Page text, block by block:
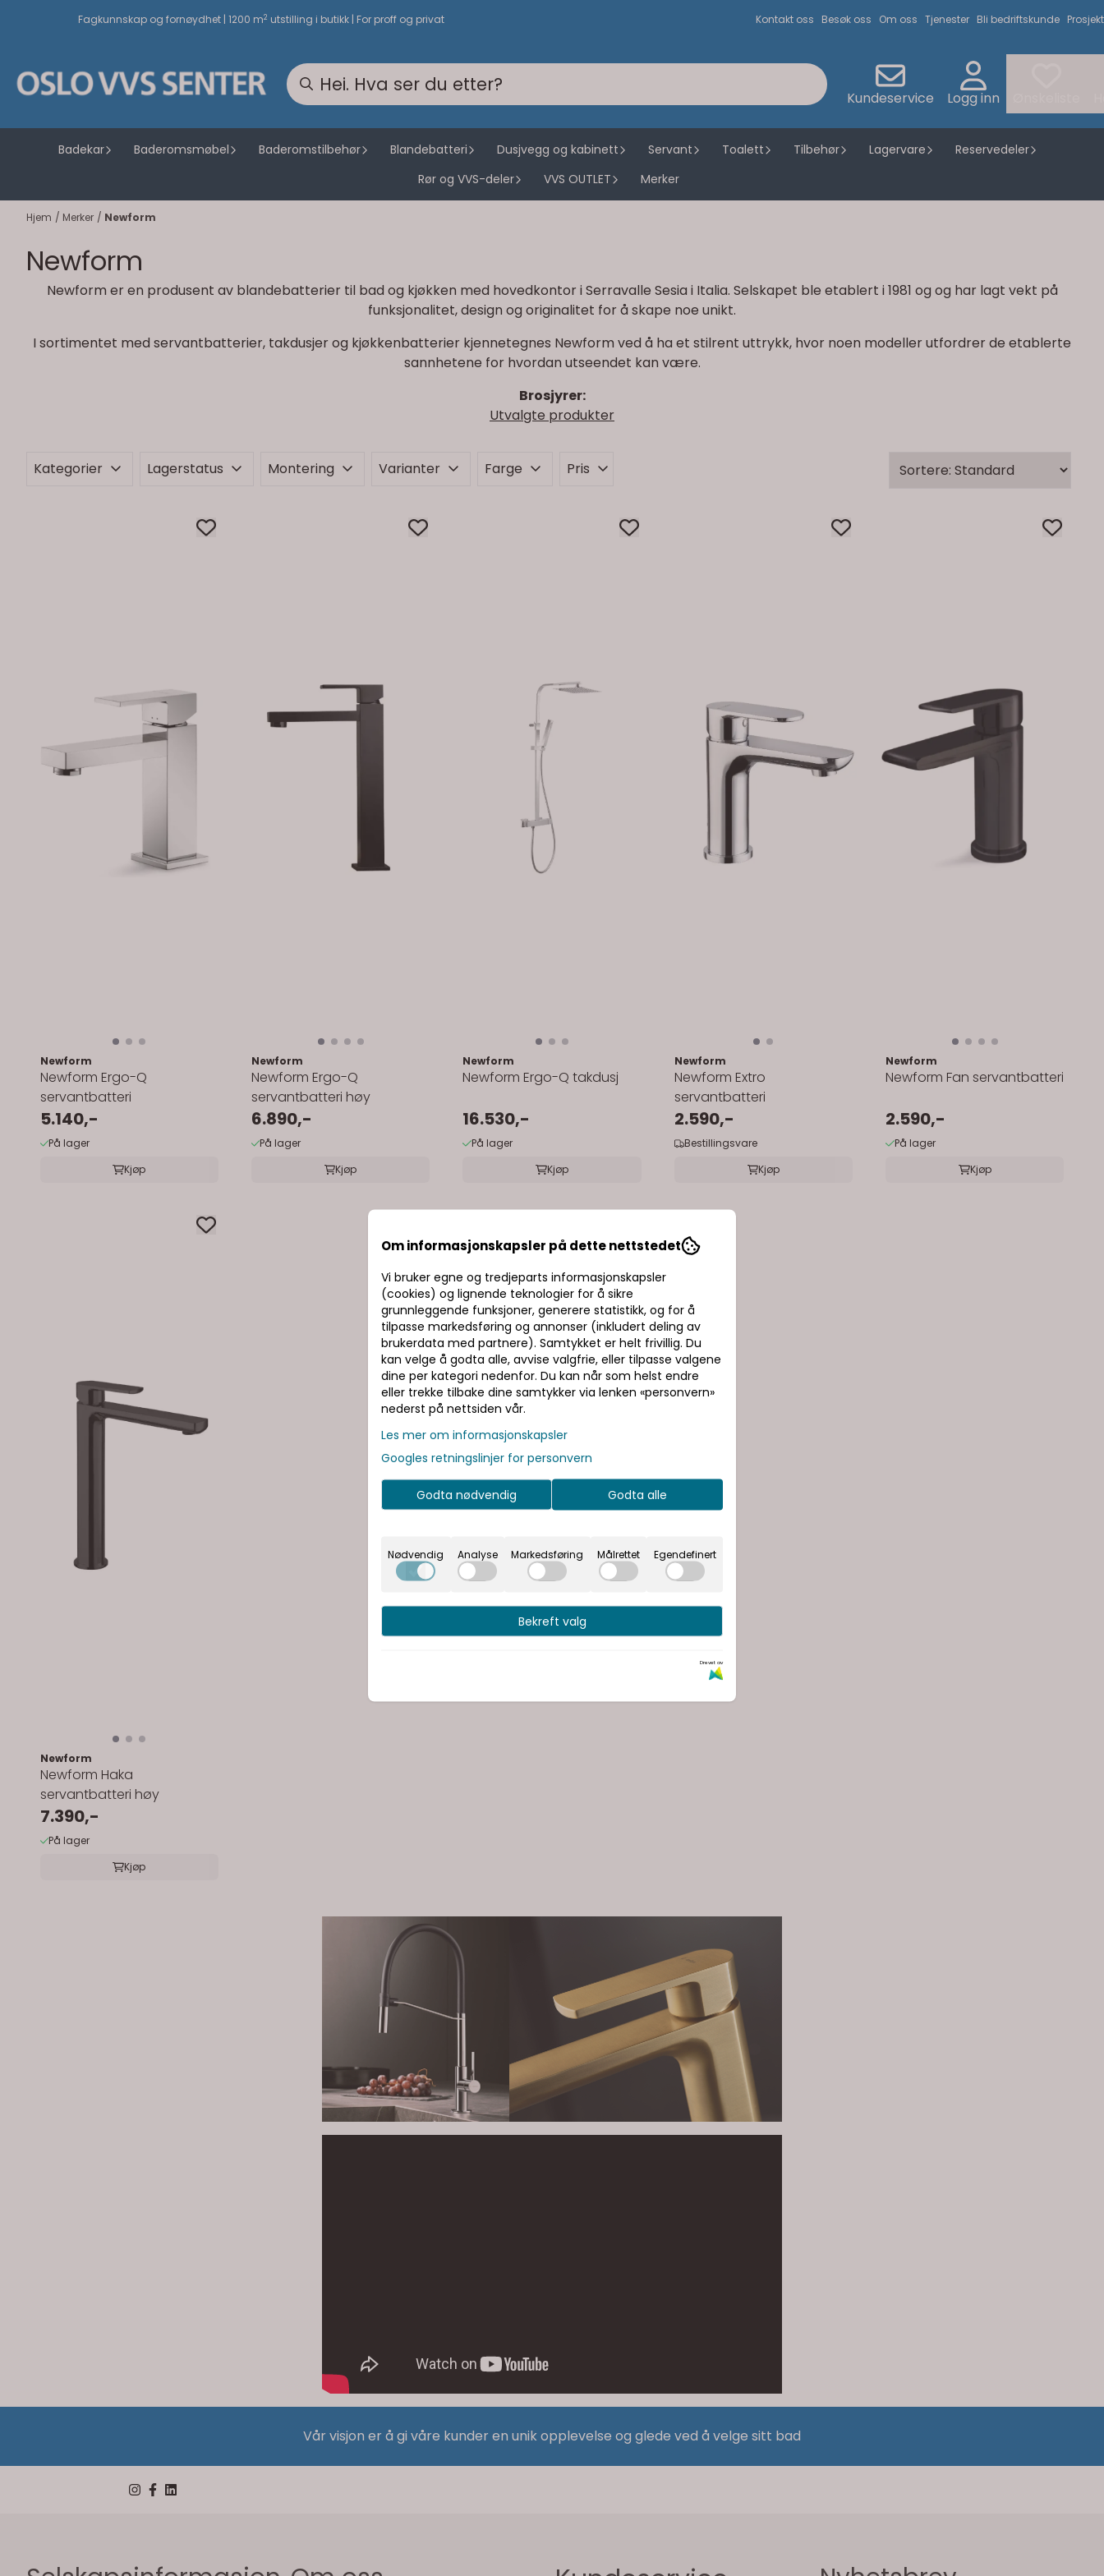
Hopp til innholdFagkunnskap og fornøydhet | 1200 m2 utstilling i butikk | For proff og privat Kontakt oss Besøk oss Om oss Tjenester Bli bedriftskunde Prosjekt
Kundeservice Logg inn
Badekar Baderomsmøbel Baderomstilbehør Blandebatteri Dusjvegg og kabinett Servant Toalett Tilbehør Lagervare
Reservedeler
Rør og VVS-deler
VVS OUTLET Merker
Hjem / Merker / Newform
Newform
Newform er en produsent av blandebatterier til bad og kjøkken med hovedkontor i Serravalle Sesia i Italia. Selskapet ble etablert i 1981 og og har lagt vekt på
funksjonalitet, design og originalitet for å skape noe unikt.
I sortimentet med servantbatterier, takdusjer og kjøkkenbatterier kjennetegnes Newform ved å ha et stilrent uttrykk, hvor noen modeller utfordrer de etablerte
sannhetene for hvordan utseendet kan være.
Brosjyrer:
Utvalgte produkter
Kategorier Lagerstatus Montering Varianter Farge Pris
Newform
Newform Ergo-Q
servantbatteri
5.140,-
På lager
Kjøp
Newform
Newform Ergo-Q
servantbatteri høy
6.890,-
På lager
Kjøp
Newform
Newform Ergo-Q takdusj
16.530,-
På lager
Kjøp
Newform
Newform Extro
servantbatteri
2.590,-
Bestillingsvare
Kjøp
Newform
Newform Fan servantbatteri
2.590,-
På lager
Kjøp
Newform
Newform Haka
servantbatteri høy
7.390,-
På lager
Kjøp
Vår visjon er å gi våre kunder en unik opplevelse og glede ved å velge sitt bad
Om informasjonskapsler på dette nettstedet
Vi bruker egne og tredjeparts informasjonskapsler
(cookies) og lignende teknologier for å sikre
grunnleggende funksjoner, generere statistikk, og for å
tilpasse markedsføring og annonser (inkludert deling av
brukerdata med partnere). Samtykket er helt frivillig. Du
kan velge å godta alle, avvise valgfrie, eller tilpasse valgene
dine per kategori nedenfor. Du kan når som helst endre
eller trekke tilbake dine samtykker via lenken «personvern»
nederst på nettsiden vår.
Les mer om informasjonskapsler
Googles retningslinjer for personvern
Godta nødvendig Godta alle
Nødvendig Analyse Markedsføring Målrettet Egendefinert
Bekreft valg
Drevet av